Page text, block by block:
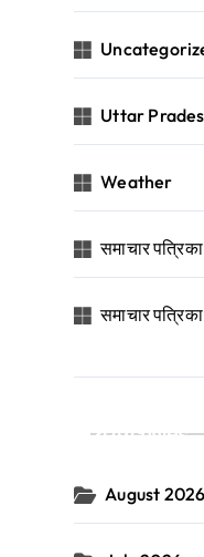
Uttar
Weather
समाचार पत्रिका
समाचार पत्रिका
Archives
August 2026